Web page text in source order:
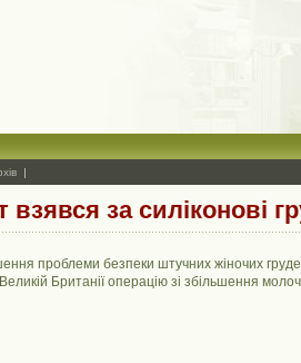
за силіконові
проблеми безпеки штучних жіночих
Британії операцію зі збільшення